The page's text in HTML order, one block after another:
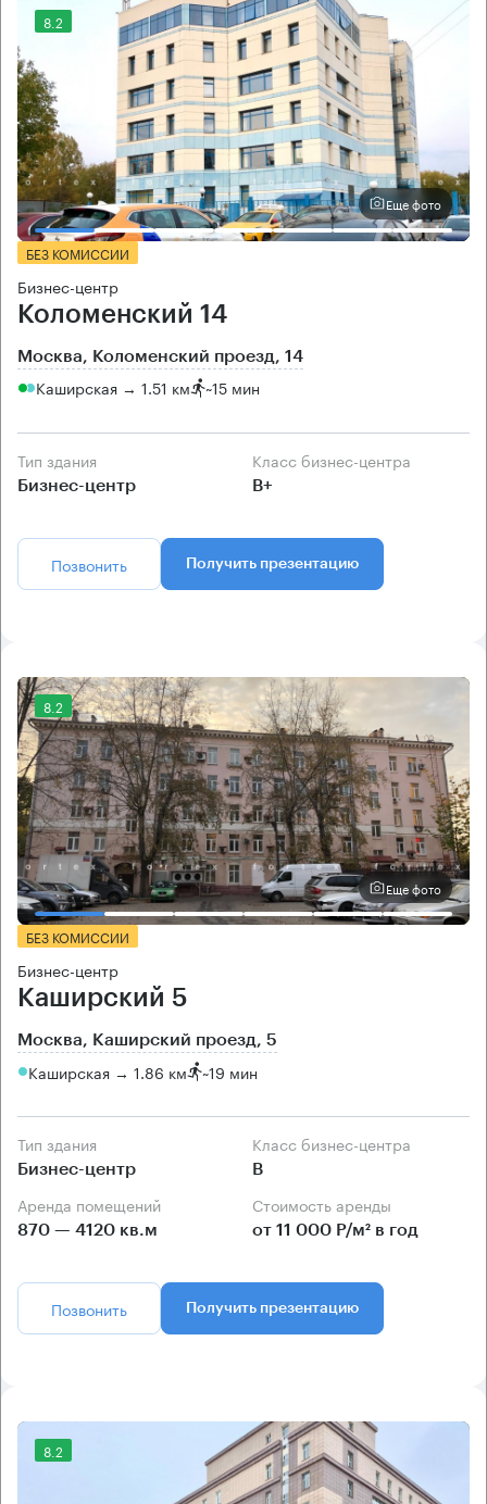
8.2
Еще фото
БЕЗ КОМИССИИ
Бизнес-центр
Коломенский 14
Москва, Коломенский проезд, 14
Каширская → 1.51 км ~15 мин
Тип здания
Бизнес-центр
Класс бизнес-центра
B+
Позвонить Получить презентацию
8.2
Еще фото
БЕЗ КОМИССИИ
Бизнес-центр
Каширский 5
Москва, Каширский проезд, 5
Каширская → 1.86 км ~19 мин
Тип здания
Бизнес-центр
Класс бизнес-центра
B
Аренда помещений
870 — 4120 кв.м
Стоимость аренды
от 11 000 Р/м² в год
Позвонить Получить презентацию
8.2